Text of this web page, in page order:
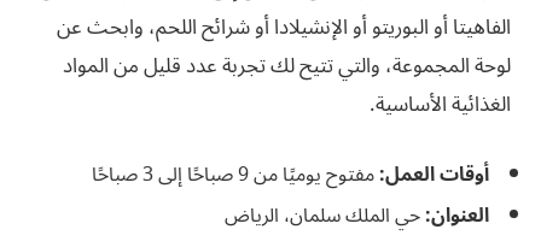
الفاهيتا أو البوريتو أو الإنشيلادا أو شرائح اللحم، وابحث عن
لوحة المجموعة، والتي تتيح لك تجربة عدد قليل من المواد
الغذائية الأساسية.
أوقات العمل:مفتوح يوميًا من 9 صباحًا إلى 3 صباحًا
العنوان:حي الملك سلمان، الرياض